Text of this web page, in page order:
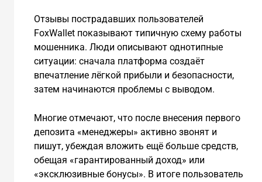
Отзывы пострадавших пользователей
FoxWallet показывают типичную схему работы
мошенника. Люди описывают однотипные
ситуации: сначала платформа создаёт
впечатление лёгкой прибыли и безопасности,
затем начинаются проблемы с выводом.
Многие отмечают, что после внесения первого
депозита «менеджеры» активно звонят и
пишут, убеждая вложить ещё больше средств,
обещая «гарантированный доход» или
«эксклюзивные бонусы». В итоге пользователь